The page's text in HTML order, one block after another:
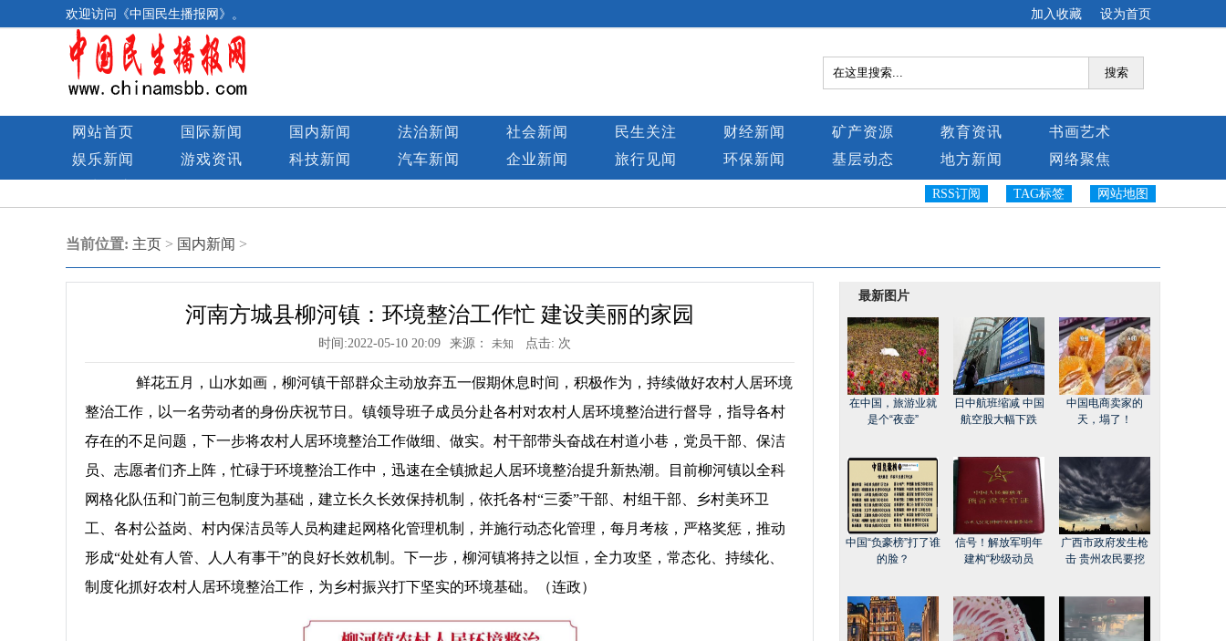
设为首页
加入收藏
欢迎访问《中国民生播报网》。
搜索
网站首页 国际新闻 国内新闻 法治新闻 社会新闻 民生关注 财经新闻 矿产资源 教育资讯
书画艺术
娱乐新闻
游戏资讯 科技新闻 汽车新闻 企业新闻 旅行见闻 环保新闻 基层动态 地方新闻
网络聚焦
网站地图
TAG标签
RSS订阅
当前位置: 主页 > 国内新闻 >
河南方城县柳河镇：环境整治工作忙 建设美丽的家园
时间:2022-05-10 20:09 来源： 未知 点击: 次
鲜花五月，山水如画，柳河镇干部群众主动放弃五一假期休息时间，积极作为，持续做好农村人居环境
整治工作，以一名劳动者的身份庆祝节日。镇领导班子成员分赴各村对农村人居环境整治进行督导，指导各村
存在的不足问题，下一步将农村人居环境整治工作做细、做实。村干部带头奋战在村道小巷，党员干部、保洁
员、志愿者们齐上阵，忙碌于环境整治工作中，迅速在全镇掀起人居环境整治提升新热潮。目前柳河镇以全科
网格化队伍和门前三包制度为基础，建立长久长效保持机制，依托各村“三委”干部、村组干部、乡村美环卫
工、各村公益岗、村内保洁员等人员构建起网格化管理机制，并施行动态化管理，每月考核，严格奖惩，推动
形成“处处有人管、人人有事干”的良好长效机制。下一步，柳河镇将持之以恒，全力攻坚，常态化、持续化、
制度化抓好农村人居环境整治工作，为乡村振兴打下坚实的环境基础。（连政）
最新图片
在中国，旅游业就
是个“夜壶”
日中航班缩减 中国
航空股大幅下跌
中国电商卖家的
天，塌了！
中国“负豪榜”打了谁
的脸？
信号！解放军明年
建构“秒级动员
广西市政府发生枪
击 贵州农民要挖